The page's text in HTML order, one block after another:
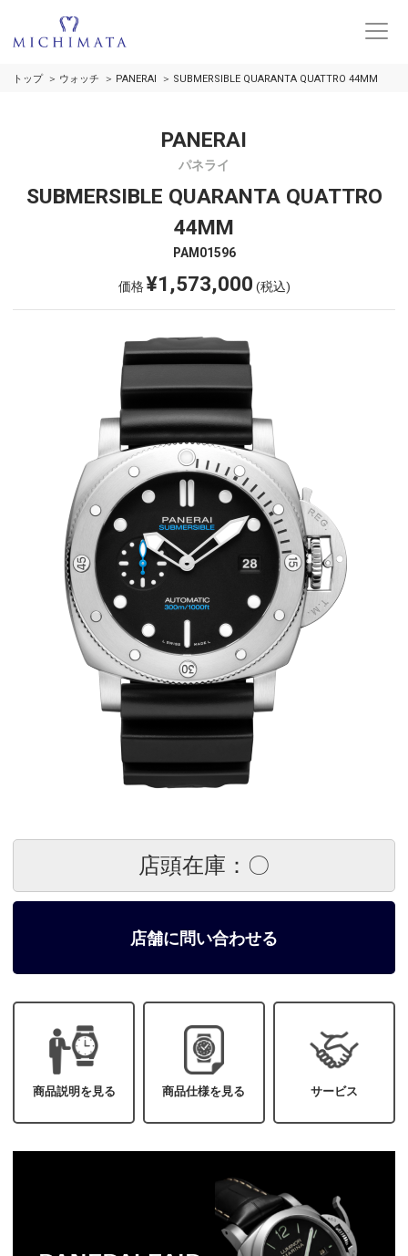
トップ ウォッチ PANERAI SUBMERSIBLE QUARANTA QUATTRO 44MM
PANERAI
パネライ
SUBMERSIBLE QUARANTA QUATTRO
44MM
PAM01596
価格¥1,573,000 (税込)
店頭在庫：〇
店舗に問い合わせる
商品説明を見る 商品仕様を見る サービス